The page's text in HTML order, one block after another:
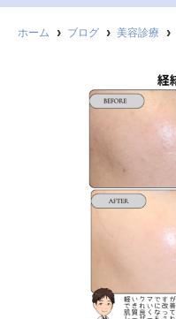
ホーム ブログ 美容診療